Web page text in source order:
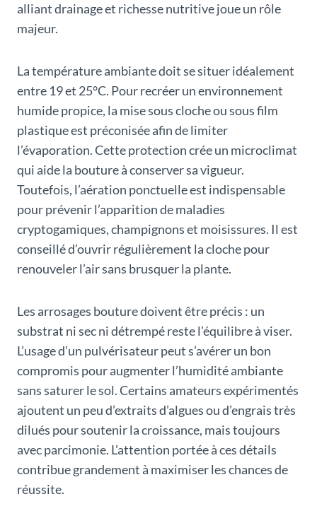
alliant drainage et richesse nutritive joue un rôle
majeur.
La température ambiante doit se situer idéalement
entre 19 et 25°C. Pour recréer un environnement
humide propice, la mise sous cloche ou sous film
plastique est préconisée afin de limiter
l’évaporation. Cette protection crée un microclimat
qui aide la bouture à conserver sa vigueur.
Toutefois, l’aération ponctuelle est indispensable
pour prévenir l’apparition de maladies
cryptogamiques, champignons et moisissures. Il est
conseillé d’ouvrir régulièrement la cloche pour
renouveler l’air sans brusquer la plante.
Les arrosages bouture doivent être précis : un
substrat ni sec ni détrempé reste l’équilibre à viser.
L’usage d’un pulvérisateur peut s’avérer un bon
compromis pour augmenter l’humidité ambiante
sans saturer le sol. Certains amateurs expérimentés
ajoutent un peu d’extraits d’algues ou d’engrais très
dilués pour soutenir la croissance, mais toujours
avec parcimonie. L’attention portée à ces détails
contribue grandement à maximiser les chances de
réussite.